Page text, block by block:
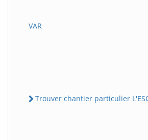
VAR
Trouver chantier particulier